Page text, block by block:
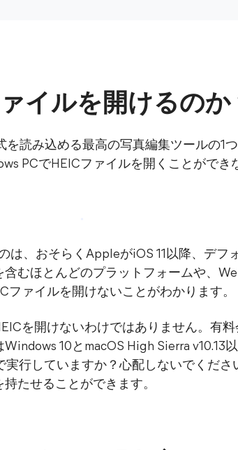
イルを開けるのか
読み込める最高の写真編集ツールの1
PCでHEICファイルを開くことができ
は、おそらくAppleがiOS 11以降、デフ
むほとんどのプラットフォームや、
ァイルを開けないことがわかります。
を開けないわけではありません。有
10とmacOS High Sierra v10.13
行していますか？心配しないでくだ
たせることができます。